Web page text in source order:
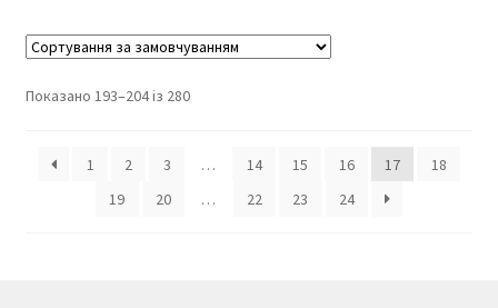
Параметри
сторінці
товару
Показано 193–204 із 280
1 2 3 … 14 15 16 17
18
19
20 … 22 23 24